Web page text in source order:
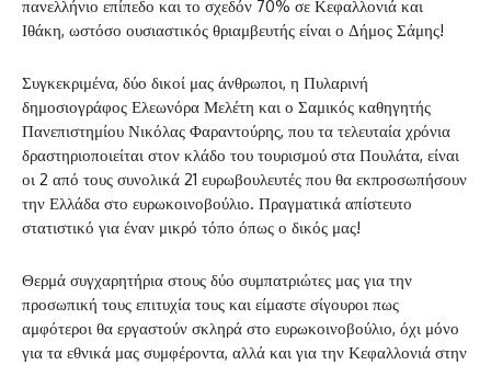
πανελλήνιο επίπεδο και το σχεδόν 70% σε Κεφαλλονιά και
Ιθάκη, ωστόσο ουσιαστικός θριαμβευτής είναι ο Δήμος Σάμης!
Συγκεκριμένα, δύο δικοί μας άνθρωποι, η Πυλαρινή
δημοσιογράφος Ελεωνόρα Μελέτη και ο Σαμικός καθηγητής
Πανεπιστημίου Νικόλας Φαραντούρης, που τα τελευταία χρόνια
δραστηριοποιείται στον κλάδο του τουρισμού στα Πουλάτα, είναι
οι 2 από τους συνολικά 21 ευρωβουλευτές που θα εκπροσωπήσουν
την Ελλάδα στο ευρωκοινοβούλιο. Πραγματικά απίστευτο
στατιστικό για έναν μικρό τόπο όπως ο δικός μας!
Θερμά συγχαρητήρια στους δύο συμπατριώτες μας για την
προσωπική τους επιτυχία τους και είμαστε σίγουροι πως
αμφότεροι θα εργαστούν σκληρά στο ευρωκοινοβούλιο, όχι μόνο
για τα εθνικά μας συμφέροντα, αλλά και για την Κεφαλλονιά στην